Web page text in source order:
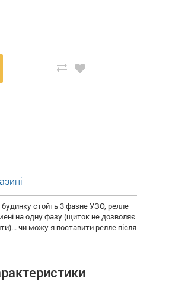
стойть 3 фазне УЗО, релле
на одну фазу (щиток не дозволяє
чи можу я поставити релле після